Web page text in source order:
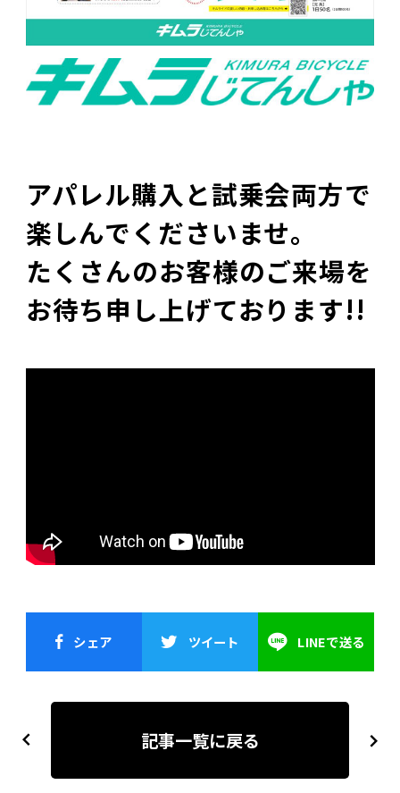
アパレル購入と試乗会両方で
楽しんでくださいませ。
たくさんのお客様のご来場を
お待ち申し上げております!!
シェア ツイート LINEで送る
稿
previous next
記事一覧に戻る